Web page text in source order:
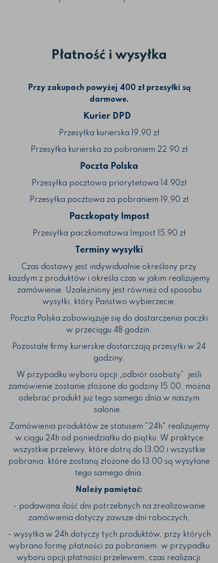
Płatność i wysyłka
Przy zakupach powyżej 400 zł przesyłki są
darmowe.
Kurier DPD
Przesyłka kurierska 19,90 zł
Przesyłka kurierska za pobraniem 22,90 zł
Poczta Polska
Przesyłka pocztowa priorytetowa 14,90zł
Przesyłka pocztowa za pobraniem 19,90 zł
Paczkopaty Impost
Przesyłka paczkomatowa Impost 15,90 zł
Terminy wysyłki
Czas dostawy jest indywidualnie określony przy
każdym z produktów i określa czas w jakim realizujemy
zamówienie. Uzależniony jest również od sposobu
wysyłki, który Państwo wybierzecie.
Poczta Polska zobowiązuje się do dostarczenia paczki
w przeciągu 48 godzin.
Pozostałe firmy kurierskie dostarczają przesyłki w 24
godziny.
W przypadku wyboru opcji „odbiór osobisty” jeśli
zamówienie zostanie złożone do godziny 15.00, można
odebrać produkt już tego samego dnia w naszym
salonie.
Zamówienia produktów ze statusem "24h" realizujemy
w ciągu 24h od poniedziałku do piątku. W praktyce
wszystkie przelewy, które dotrą do 13.00 i wszystkie
pobrania, które zostaną złożone do 13.00 są wysyłane
tego samego dnia.
Należy pamiętać:
- podawana ilość dni potrzebnych na zrealizowanie
zamówienia dotyczy zawsze dni roboczych,
- wysyłka w 24h dotyczy tych produktów, przy których
wybrano formę płatności za pobraniem, w przypadku
wyboru opcji płatności przelewem, czas realizacji